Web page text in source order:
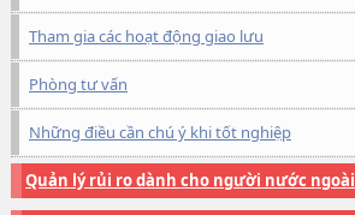
Tham gia các hoạt động giao lưu
Phòng tư vấn
Những điều cần chú ý khi tốt nghiệp
Quản lý rủi ro dành cho người nước ngoài